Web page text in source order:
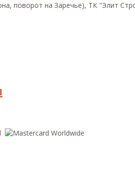
поворот на Заречье), ТК "Элит